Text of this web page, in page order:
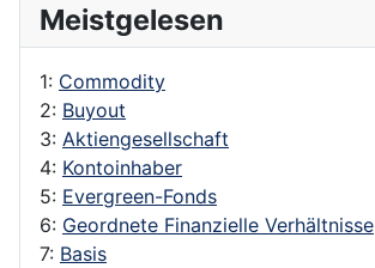
Meistgelesen
1: Commodity
2: Buyout
3: Aktiengesellschaft
4: Kontoinhaber
5: Evergreen-Fonds
6: Geordnete Finanzielle Verhältnisse
7: Basis